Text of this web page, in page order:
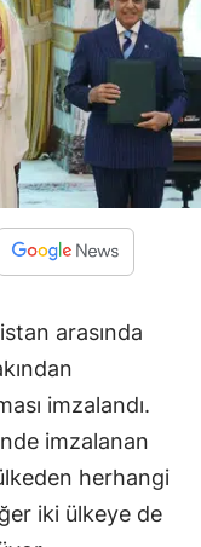
arasında
imzalandı.
imzalanan
herhangi
iki ülkeye de